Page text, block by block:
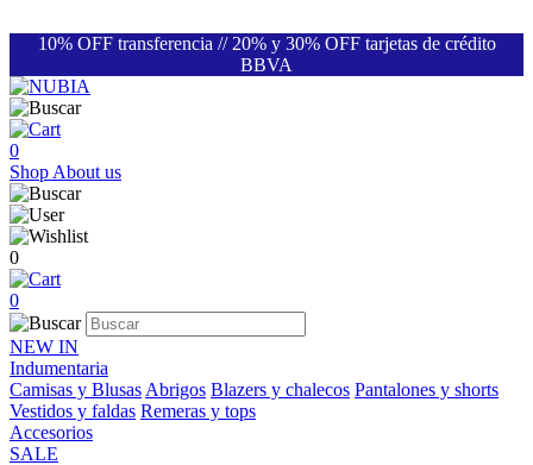
10% OFF transferencia // 20% y 30% OFF tarjetas de crédito
BBVA
0
Shop About us
0
0
NEW IN
Indumentaria
Camisas y Blusas Abrigos Blazers y chalecos Pantalones y shorts
Vestidos y faldas Remeras y tops
Accesorios
SALE